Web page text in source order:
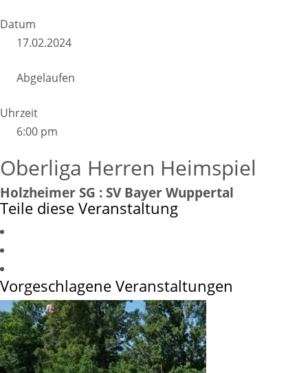
Datum
17.02.2024
Abgelaufen
Uhrzeit
6:00 pm
Oberliga Herren Heimspiel
Holzheimer SG : SV Bayer Wuppertal
Teile diese Veranstaltung
Vorgeschlagene Veranstaltungen